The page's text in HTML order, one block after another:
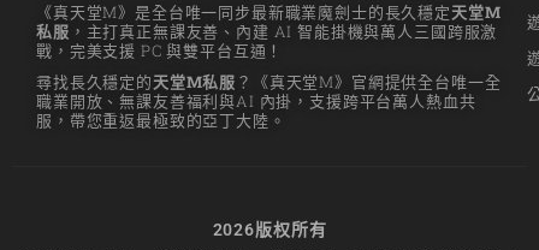
《真天堂M》是全台唯一同步最新職業魔劍士的長久穩定天堂M
私服 ，主打真正無課友善、內建 AI 智能掛機與萬人三國跨服激
戰，完美支援 PC 與雙平台互通！
尋找長久穩定的天堂M私服 ？《真天堂M》官網提供全台唯一全
職業開放、無課友善福利與AI 內掛，支援跨平台萬人熱血共
服，帶您重返最極致的亞丁大陸。
2026版权所有